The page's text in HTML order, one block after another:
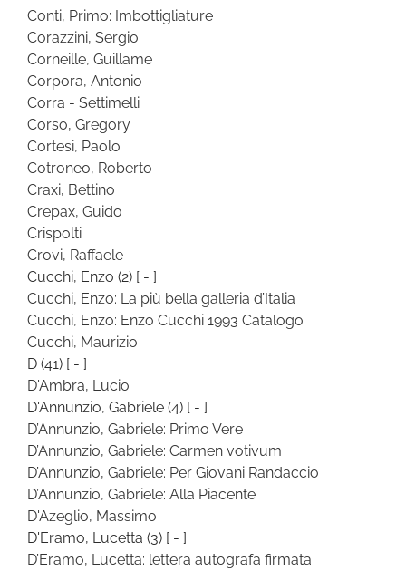
Conti, Primo: Imbottigliature
Corazzini, Sergio
Corneille, Guillame
Corpora, Antonio
Corra - Settimelli
Corso, Gregory
Cortesi, Paolo
Cotroneo, Roberto
Craxi, Bettino
Crepax, Guido
Crispolti
Crovi, Raffaele
Cucchi, Enzo (2) [ - ]
Cucchi, Enzo: La più bella galleria d’Italia
Cucchi, Enzo: Enzo Cucchi 1993 Catalogo
Cucchi, Maurizio
D (41) [ - ]
D'Ambra, Lucio
D'Annunzio, Gabriele (4) [ - ]
D’Annunzio, Gabriele: Primo Vere
D’Annunzio, Gabriele: Carmen votivum
D’Annunzio, Gabriele: Per Giovani Randaccio
D’Annunzio, Gabriele: Alla Piacente
D'Azeglio, Massimo
D'Eramo, Lucetta (3) [ - ]
D’Eramo, Lucetta: lettera autografa firmata